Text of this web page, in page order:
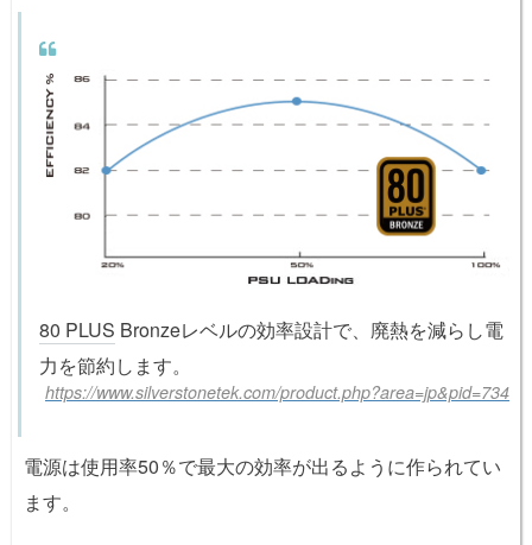
80 PLUS Bronzeレベルの効率設計で、廃熱を減らし電
力を節約します。
https://www.silverstonetek.com/product.php?area=jp&pid=734
電源は使用率50％で最大の効率が出るように作られてい
ます。